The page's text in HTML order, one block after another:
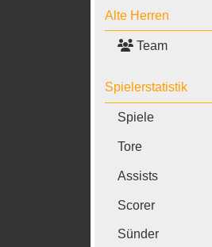
Alte Herren
Team
Spielerstatistik
Spiele
Tore
Assists
Scorer
Sünder